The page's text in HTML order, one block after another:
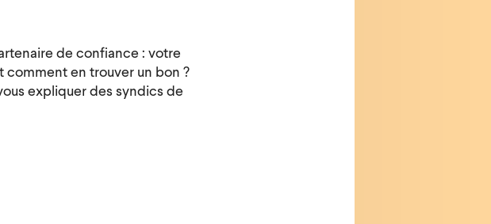
de confiance : votre
comment en trouver un bon ?
expliquer des syndics de